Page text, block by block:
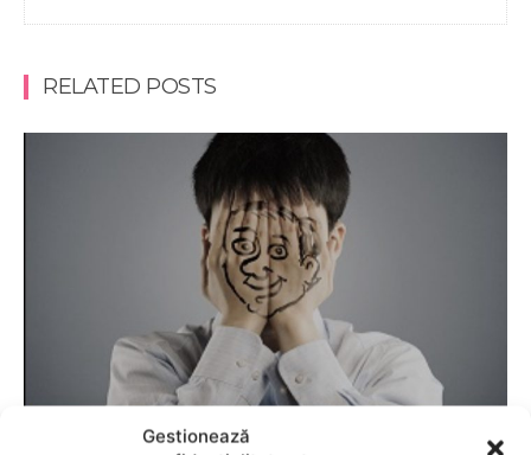
Gestionează
RELATED POSTS
COMPORTAMENT